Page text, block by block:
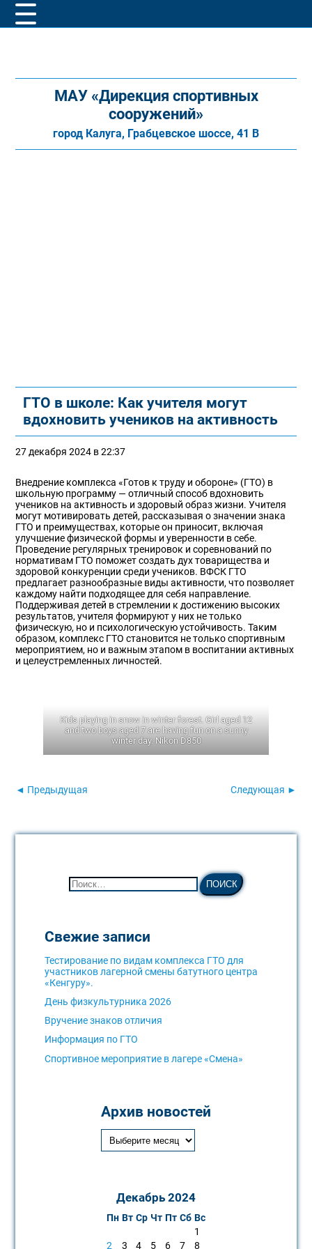
МАУ «Дирекция спортивных
сооружений»
город Калуга, Грабцевское шоссе, 41 В
ГТО в школе: Как учителя могут
вдохновить учеников на активность
27 декабря 2024 в 22:37
Внедрение комплекса «Готов к труду и обороне» (ГТО) в
школьную программу — отличный способ вдохновить
учеников на активность и здоровый образ жизни. Учителя
могут мотивировать детей, рассказывая о значении знака
ГТО и преимуществах, которые он приносит, включая
улучшение физической формы и уверенности в себе.
Проведение регулярных тренировок и соревнований по
нормативам ГТО поможет создать дух товарищества и
здоровой конкуренции среди учеников. ВФСК ГТО
предлагает разнообразные виды активности, что позволяет
каждому найти подходящее для себя направление.
Поддерживая детей в стремлении к достижению высоких
результатов, учителя формируют у них не только
физическую, но и психологическую устойчивость. Таким
образом, комплекс ГТО становится не только спортивным
мероприятием, но и важным этапом в воспитании активных
и целеустремленных личностей.
Kids playing in snow in winter forest. Girl aged 12
and two boys aged 7 are having fun on a sunny
winter day. Nikon D850
◄ Предыдущая Следующая ►
Свежие записи
Тестирование по видам комплекса ГТО для
участников лагерной смены батутного центра
«Кенгуру».
День физкультурника 2026
Вручение знаков отличия
Информация по ГТО
Спортивное мероприятие в лагере «Смена»
Архив новостей
Декабрь 2024
Пн Вт Ср Чт Пт Сб Вс
1
2
3 4 5 6 7 8